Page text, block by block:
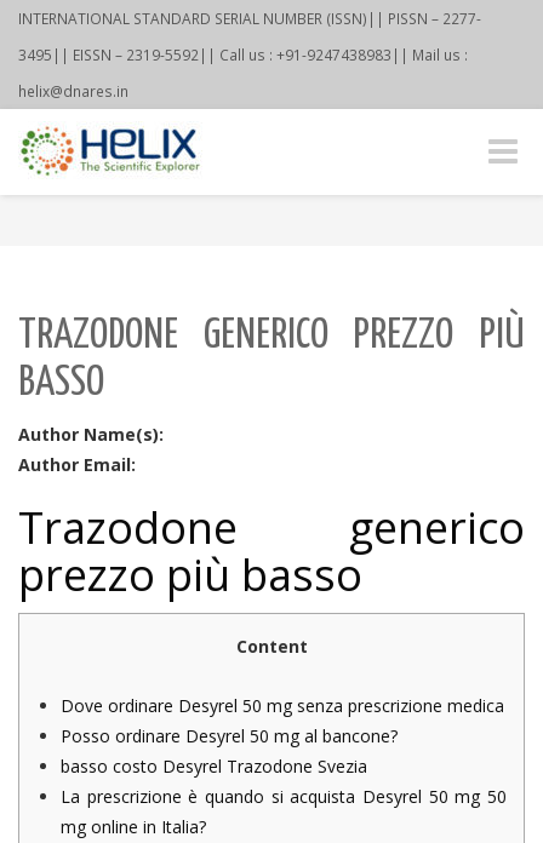
INTERNATIONAL STANDARD SERIAL NUMBER (ISSN)|| PISSN – 2277-
3495|| EISSN – 2319-5592|| Call us : +91-9247438983|| Mail us :
helix@dnares.in
Toggle
TRAZODONE GENERICO PREZZO PIÙ
BASSO
Author Name(s):
Author Email:
Trazodone generico
prezzo più basso
Content
Dove ordinare Desyrel 50 mg senza prescrizione medica
Posso ordinare Desyrel 50 mg al bancone?
basso costo Desyrel Trazodone Svezia
La prescrizione è quando si acquista Desyrel 50 mg 50
mg online in Italia?